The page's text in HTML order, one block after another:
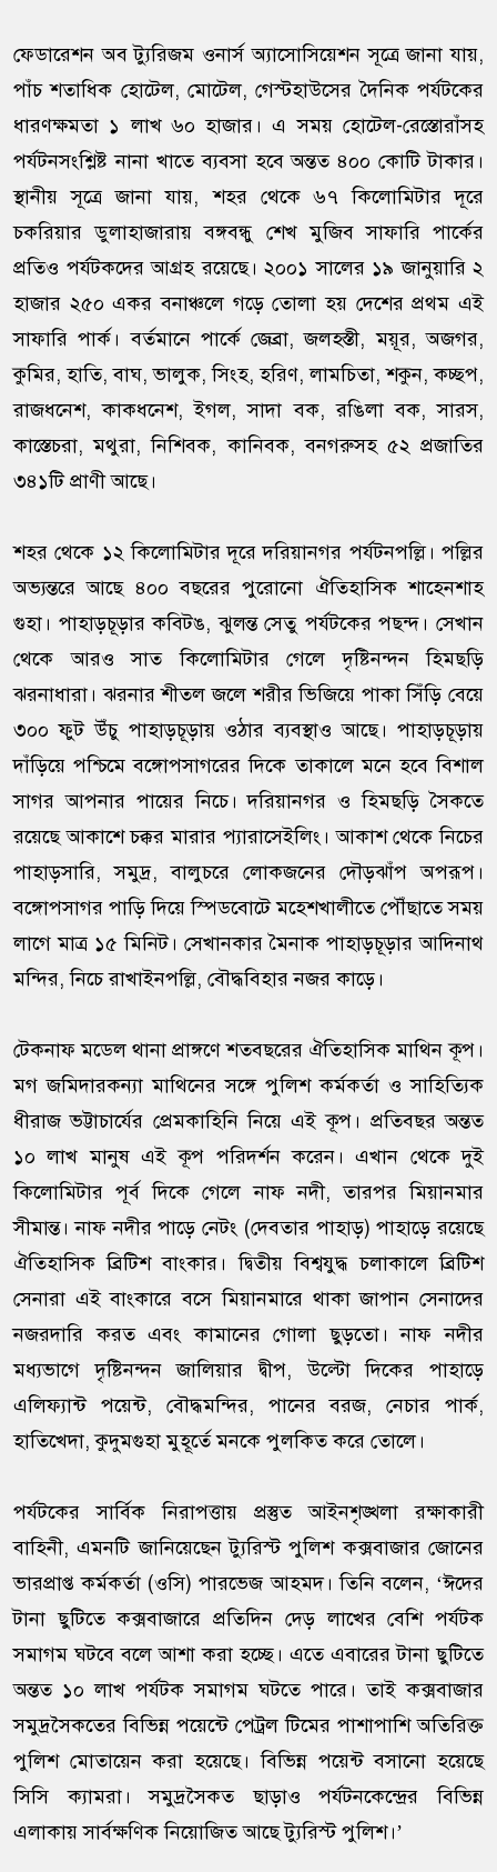
ফেডারেশন অব ট্যুরিজম ওনার্স অ্যাসোসিয়েশন সূত্রে জানা যায়,
পাঁচ শতাধিক হোটেল, মোটেল, গেস্টহাউসের দৈনিক পর্যটকের
ধারণক্ষমতা ১ লাখ ৬০ হাজার। এ সময় হোটেল-রেস্তোরাঁসহ
পর্যটনসংশ্লিষ্ট নানা খাতে ব্যবসা হবে অন্তত ৪০০ কোটি টাকার।
স্থানীয় সূত্রে জানা যায়, শহর থেকে ৬৭ কিলোমিটার দূরে
চকরিয়ার ডুলাহাজারায় বঙ্গবন্ধু শেখ মুজিব সাফারি পার্কের
প্রতিও পর্যটকদের আগ্রহ রয়েছে। ২০০১ সালের ১৯ জানুয়ারি ২
হাজার ২৫০ একর বনাঞ্চলে গড়ে তোলা হয় দেশের প্রথম এই
সাফারি পার্ক। বর্তমানে পার্কে জেব্রা, জলহস্তী, ময়ূর, অজগর,
কুমির, হাতি, বাঘ, ভালুক, সিংহ, হরিণ, লামচিতা, শকুন, কচ্ছপ,
রাজধনেশ, কাকধনেশ, ইগল, সাদা বক, রঙিলা বক, সারস,
কাস্তেচরা, মথুরা, নিশিবক, কানিবক, বনগরুসহ ৫২ প্রজাতির
৩৪১টি প্রাণী আছে।
শহর থেকে ১২ কিলোমিটার দূরে দরিয়ানগর পর্যটনপল্লি। পল্লির
অভ্যন্তরে আছে ৪০০ বছরের পুরোনো ঐতিহাসিক শাহেনশাহ
গুহা। পাহাড়চূড়ার কবিটঙ, ঝুলন্ত সেতু পর্যটকের পছন্দ। সেখান
থেকে আরও সাত কিলোমিটার গেলে দৃষ্টিনন্দন হিমছড়ি
ঝরনাধারা। ঝরনার শীতল জলে শরীর ভিজিয়ে পাকা সিঁড়ি বেয়ে
৩০০ ফুট উঁচু পাহাড়চূড়ায় ওঠার ব্যবস্থাও আছে। পাহাড়চূড়ায়
দাঁড়িয়ে পশ্চিমে বঙ্গোপসাগরের দিকে তাকালে মনে হবে বিশাল
সাগর আপনার পায়ের নিচে। দরিয়ানগর ও হিমছড়ি সৈকতে
রয়েছে আকাশে চক্কর মারার প্যারাসেইলিং। আকাশ থেকে নিচের
পাহাড়সারি, সমুদ্র, বালুচরে লোকজনের দৌড়ঝাঁপ অপরূপ।
বঙ্গোপসাগর পাড়ি দিয়ে স্পিডবোটে মহেশখালীতে পৌঁছাতে সময়
লাগে মাত্র ১৫ মিনিট। সেখানকার মৈনাক পাহাড়চূড়ার আদিনাথ
মন্দির, নিচে রাখাইনপল্লি, বৌদ্ধবিহার নজর কাড়ে।
টেকনাফ মডেল থানা প্রাঙ্গণে শতবছরের ঐতিহাসিক মাথিন কূপ।
মগ জমিদারকন্যা মাথিনের সঙ্গে পুলিশ কর্মকর্তা ও সাহিত্যিক
ধীরাজ ভট্টাচার্যের প্রেমকাহিনি নিয়ে এই কূপ। প্রতিবছর অন্তত
১০ লাখ মানুষ এই কূপ পরিদর্শন করেন। এখান থেকে দুই
কিলোমিটার পূর্ব দিকে গেলে নাফ নদী, তারপর মিয়ানমার
সীমান্ত। নাফ নদীর পাড়ে নেটং (দেবতার পাহাড়) পাহাড়ে রয়েছে
ঐতিহাসিক ব্রিটিশ বাংকার। দ্বিতীয় বিশ্বযুদ্ধ চলাকালে ব্রিটিশ
সেনারা এই বাংকারে বসে মিয়ানমারে থাকা জাপান সেনাদের
নজরদারি করত এবং কামানের গোলা ছুড়তো। নাফ নদীর
মধ্যভাগে দৃষ্টিনন্দন জালিয়ার দ্বীপ, উল্টো দিকের পাহাড়ে
এলিফ্যান্ট পয়েন্ট, বৌদ্ধমন্দির, পানের বরজ, নেচার পার্ক,
হাতিখেদা, কুদুমগুহা মুহূর্তে মনকে পুলকিত করে তোলে।
পর্যটকের সার্বিক নিরাপত্তায় প্রস্তুত আইনশৃঙ্খলা রক্ষাকারী
বাহিনী, এমনটি জানিয়েছেন ট্যুরিস্ট পুলিশ কক্সবাজার জোনের
ভারপ্রাপ্ত কর্মকর্তা (ওসি) পারভেজ আহমদ। তিনি বলেন, ‘ঈদের
টানা ছুটিতে কক্সবাজারে প্রতিদিন দেড় লাখের বেশি পর্যটক
সমাগম ঘটবে বলে আশা করা হচ্ছে। এতে এবারের টানা ছুটিতে
অন্তত ১০ লাখ পর্যটক সমাগম ঘটতে পারে। তাই কক্সবাজার
সমুদ্রসৈকতের বিভিন্ন পয়েন্টে পেট্রল টিমের পাশাপাশি অতিরিক্ত
পুলিশ মোতায়েন করা হয়েছে। বিভিন্ন পয়েন্ট বসানো হয়েছে
সিসি ক্যামরা। সমুদ্রসৈকত ছাড়াও পর্যটনকেন্দ্রের বিভিন্ন
এলাকায় সার্বক্ষণিক নিয়োজিত আছে ট্যুরিস্ট পুলিশ।’